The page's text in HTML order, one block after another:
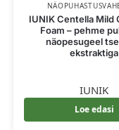
IUNIK Centella Mild
Foam – pehme
näopesugeel
ekstraktiga
IUNIK
Loe edasi